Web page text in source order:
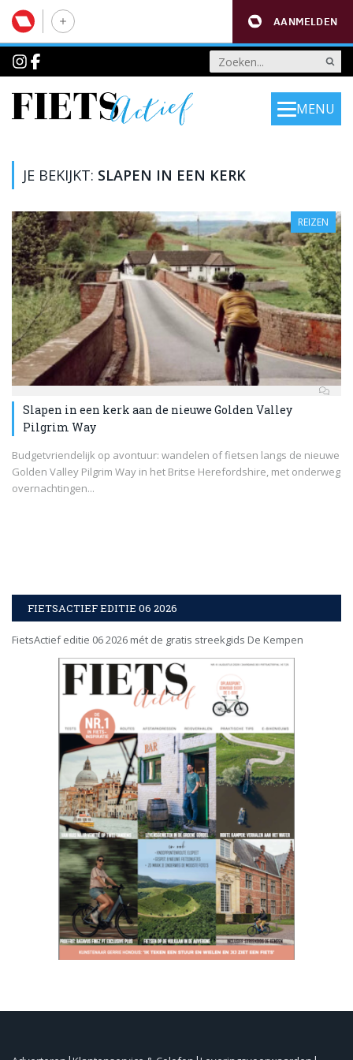
AANMELDEN
MENU
JE BEKIJKT: SLAPEN IN EEN KERK
REIZEN
Slapen in een kerk aan de nieuwe Golden Valley
Pilgrim Way
Budgetvriendelijk op avontuur: wandelen of fietsen langs de nieuwe
Golden Valley Pilgrim Way in het Britse Herefordshire, met onderweg
overnachtingen...
FIETSACTIEF EDITIE 06 2026
FietsActief editie 06 2026 mét de gratis streekgids De Kempen